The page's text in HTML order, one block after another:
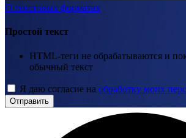
О текстовых форматах
Простой текст
HTML-теги не обрабатываются и
обычный текст
Я даю согласие на обработку моих
Отправить